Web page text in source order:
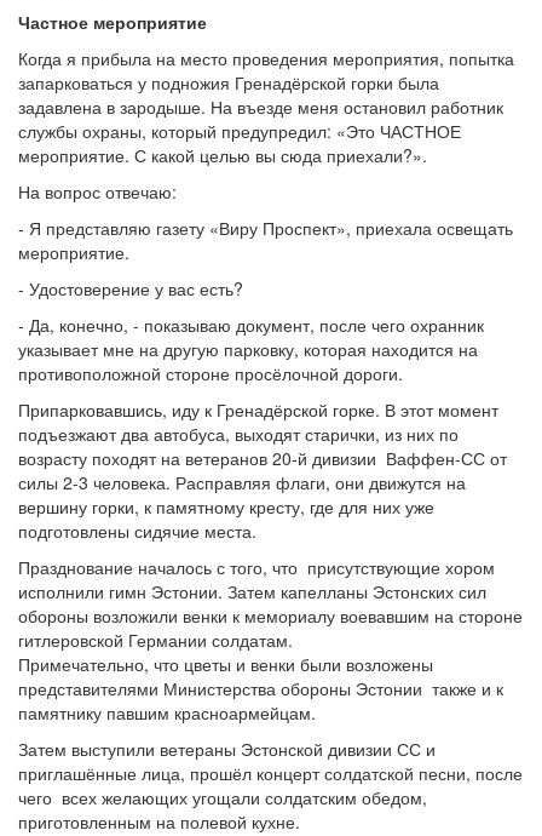
Частное мероприятие
Когда я прибыла на место проведения мероприятия, попытка
запарковаться у подножия Гренадёрской горки была
задавлена в зародыше. На въезде меня остановил работник
службы охраны, который предупредил: «Это ЧАСТНОЕ
мероприятие. С какой целью вы сюда приехали?».
На вопрос отвечаю:
- Я представляю газету «Виру Проспект», приехала освещать
мероприятие.
- Удостоверение у вас есть?
- Да, конечно, - показываю документ, после чего охранник
указывает мне на другую парковку, которая находится на
противоположной стороне просёлочной дороги.
Припарковавшись, иду к Гренадёрской горке. В этот момент
подъезжают два автобуса, выходят старички, из них по
возрасту походят на ветеранов 20-й дивизии Ваффен-СС от
силы 2-3 человека. Расправляя флаги, они движутся на
вершину горки, к памятному кресту, где для них уже
подготовлены сидячие места.
Празднование началось с того, что присутствующие хором
исполнили гимн Эстонии. Затем капелланы Эстонских сил
обороны возложили венки к мемориалу воевавшим на стороне
гитлеровской Германии солдатам.
Примечательно, что цветы и венки были возложены
представителями Министерства обороны Эстонии также и к
памятнику павшим красноармейцам.
Затем выступили ветераны Эстонской дивизии СС и
приглашённые лица, прошёл концерт солдатской песни, после
чего всех желающих угощали солдатским обедом,
приготовленным на полевой кухне.